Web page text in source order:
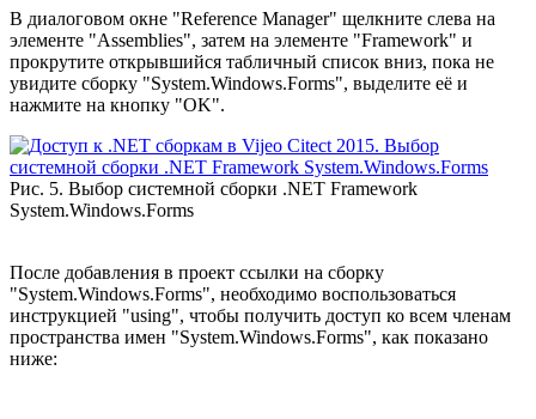
В диалоговом окне "Reference Manager" щелкните слева на
элементе "Assemblies", затем на элементе "Framework" и
прокрутите открывшийся табличный список вниз, пока не
увидите сборку "System.Windows.Forms", выделите её и
нажмите на кнопку "OK".
Рис. 5. Выбор системной сборки .NET Framework
System.Windows.Forms
После добавления в проект ссылки на сборку
"System.Windows.Forms", необходимо воспользоваться
инструкцией "using", чтобы получить доступ ко всем членам
пространства имен "System.Windows.Forms", как показано
ниже: